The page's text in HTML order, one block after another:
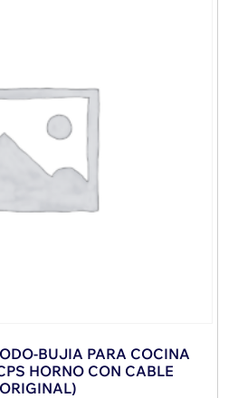
BUJIA PARA COCINA
HORNO CON CABLE